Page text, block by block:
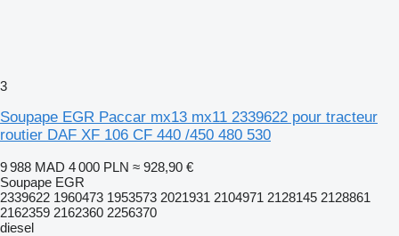
3
Soupape EGR Paccar mx13 mx11 2339622 pour tracteur
routier DAF XF 106 CF 440 /450 480 530
9 988 MAD 4 000 PLN ≈ 928,90 €
Soupape EGR
2339622 1960473 1953573 2021931 2104971 2128145 2128861
2162359 2162360 2256370
diesel